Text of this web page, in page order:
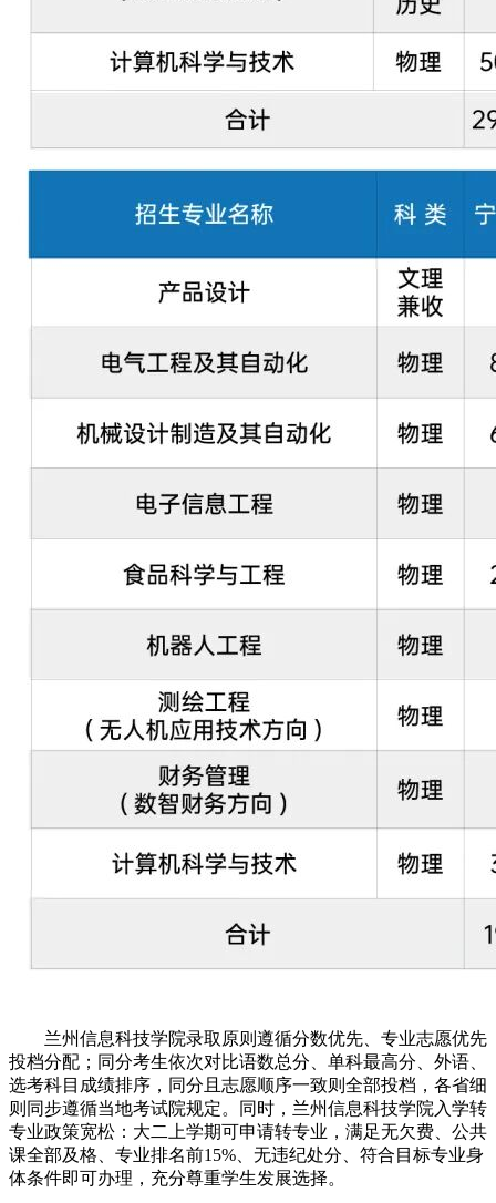
兰州信息科技学院录取原则遵循分数优先、专业志愿优先
投档分配；同分考生依次对比语数总分、单科最高分、外语、
选考科目成绩排序，同分且志愿顺序一致则全部投档，各省细
则同步遵循当地考试院规定。同时，兰州信息科技学院入学转
专业政策宽松：大二上学期可申请转专业，满足无欠费、公共
课全部及格、专业排名前15%、无违纪处分、符合目标专业身
体条件即可办理，充分尊重学生发展选择。